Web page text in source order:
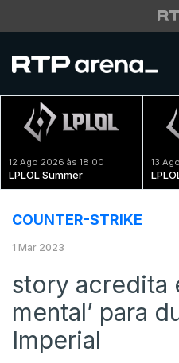
12 Ago 2026 às 18:00
LPLOL Summer
13
COUNTER-STRIKE
1 Mar 2023
story acredita
mental’ para
Imperial